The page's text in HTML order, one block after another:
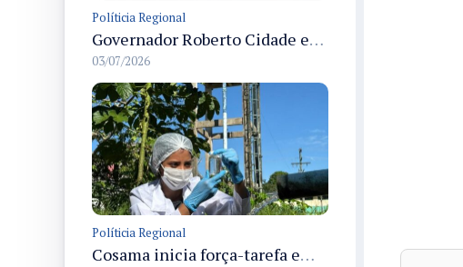
Políticia Regional
Governador Roberto Cidade entrega readequação do ambulatório da FCecon e amplia capacidade de atendimento oncológico em Manaus
03/07/2026
Políticia Regional
Cosama inicia força-tarefa em Anamã para fortalecer abastecimento de água e segurança hídrica da população